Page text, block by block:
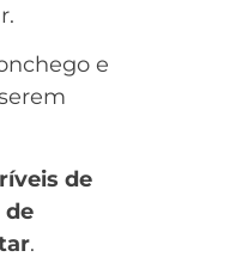
e
de
de
.